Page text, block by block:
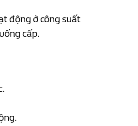
động ở công suất
cấp.